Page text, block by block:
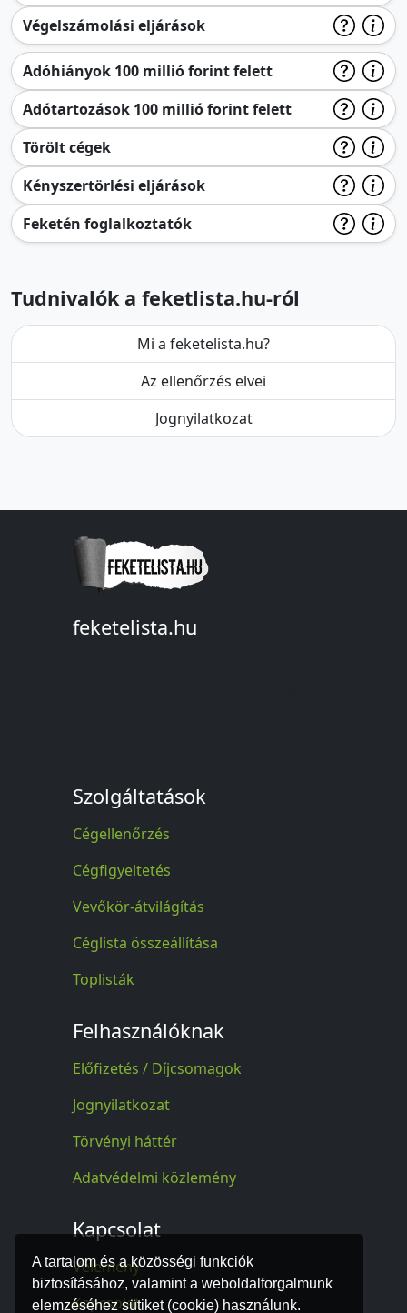
A tartalom és a közösségi funkciók
biztosításához, valamint a weboldalforgalmunk
elemzéséhez sütiket (cookie) használunk.
Végelszámolási eljárások
Adóhiányok 100 millió forint felett
Adótartozások 100 millió forint felett
Törölt cégek
Kényszertörlési eljárások
Feketén foglalkoztatók
Tudnivalók a feketlista.hu-ról
Mi a feketelista.hu?
Az ellenőrzés elvei
Jognyilatkozat
feketelista.hu
Szolgáltatások
Cégellenőrzés
Cégfigyeltetés
Vevőkör-átvilágítás
Céglista összeállítása
Toplisták
Felhasználóknak
Előfizetés / Díjcsomagok
Jognyilatkozat
Törvényi háttér
Adatvédelmi közlemény
Kapcsolat
Vélemény
Kapcsolat